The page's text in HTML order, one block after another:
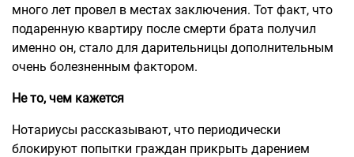
много лет провел в местах заключения. Тот факт, что
подаренную квартиру после смерти брата получил
именно он, стало для дарительницы дополнительным
очень болезненным фактором.
Не то, чем кажется
Нотариусы рассказывают, что периодически
блокируют попытки граждан прикрыть дарением